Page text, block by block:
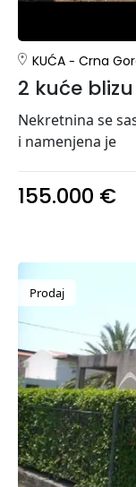
KUĆA Crna
2 kuće
Nekretnina se
i namenjena je
155.000 €
Prodaj